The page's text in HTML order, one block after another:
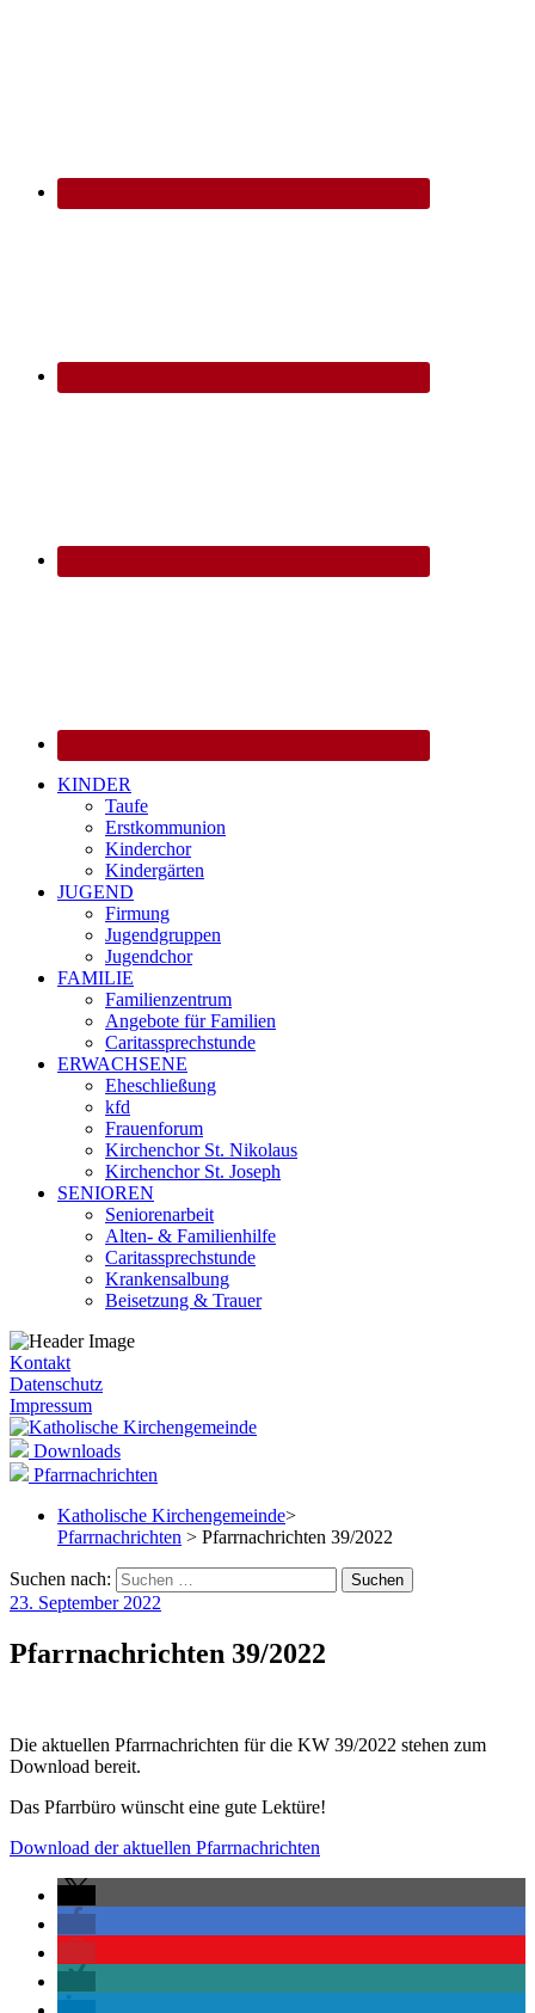
KINDER
Taufe
Erstkommunion
Kinderchor
Kindergärten
JUGEND
Firmung
Jugendgruppen
Jugendchor
FAMILIE
Familienzentrum
Angebote für Familien
Caritassprechstunde
ERWACHSENE
Eheschließung
kfd
Frauenforum
Kirchenchor St. Nikolaus
Kirchenchor St. Joseph
SENIOREN
Seniorenarbeit
Alten- & Familienhilfe
Caritassprechstunde
Krankensalbung
Beisetzung & Trauer
Kontakt
Datenschutz
Impressum
Downloads
Pfarrnachrichten
Katholische Kirchengemeinde>
Pfarrnachrichten > Pfarrnachrichten 39/2022
Suchen nach:
23. September 2022
Pfarrnachrichten 39/2022
Die aktuellen Pfarrnachrichten für die KW 39/2022 stehen zum
Download bereit.
Das Pfarrbüro wünscht eine gute Lektüre!
Download der aktuellen Pfarrnachrichten